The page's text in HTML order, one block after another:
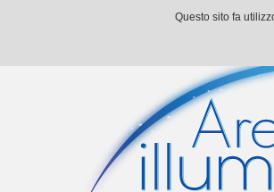
Questo sito fa